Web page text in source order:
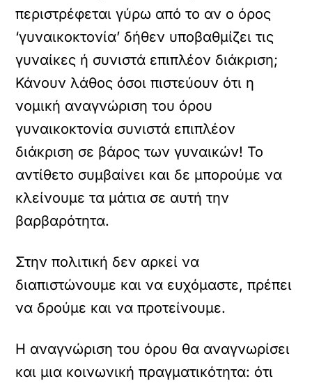
περιστρέφεται γύρω από το αν ο όρος
‘γυναικοκτονία’ δήθεν υποβαθμίζει τις
γυναίκες ή συνιστά επιπλέον διάκριση;
Κάνουν λάθος όσοι πιστεύουν ότι η
νομική αναγνώριση του όρου
γυναικοκτονία συνιστά επιπλέον
διάκριση σε βάρος των γυναικών! Το
αντίθετο συμβαίνει και δε μπορούμε να
κλείνουμε τα μάτια σε αυτή την
βαρβαρότητα.
Στην πολιτική δεν αρκεί να
διαπιστώνουμε και να ευχόμαστε, πρέπει
να δρούμε και να προτείνουμε.
Η αναγνώριση του όρου θα αναγνωρίσει
και μια κοινωνική πραγματικότητα: ότι